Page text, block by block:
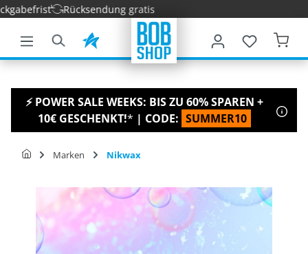
springen
Rücksendung gratis
⚡ POWER SALE WEEKS: BIS ZU 60% SPAREN +
10€ GESCHENKT!* | CODE: SUMMER10
Marken Nikwax